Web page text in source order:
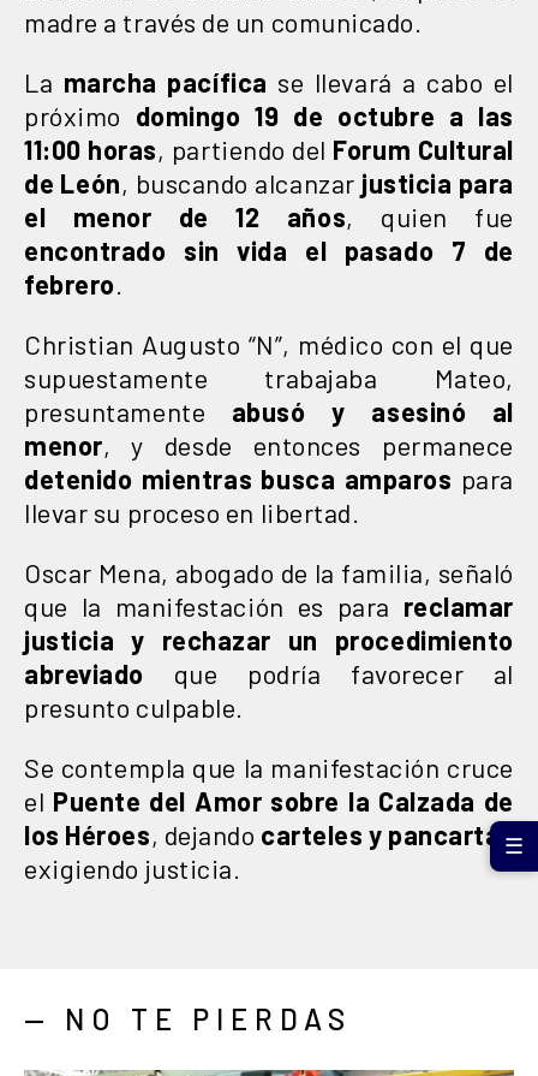
madre a través de un comunicado.
La marcha pacífica se llevará a cabo el
próximo domingo 19 de octubre a las
11:00 horas, partiendo del Forum Cultural
de León, buscando alcanzar justicia para
el menor de 12 años, quien fue
encontrado sin vida el pasado 7 de
febrero
Christian Augusto “N”, médico con el que
supuestamente trabajaba Mateo,
presuntamente abusó y asesinó al
menor, y desde entonces permanece
detenido mientras busca amparos para
llevar su proceso en libertad.
Oscar Mena, abogado de la familia, señaló
que la manifestación es para reclamar
justicia y rechazar un procedimiento
abreviado que podría favorecer al
presunto culpable.
Se contempla que la manifestación cruce
el Puente del Amor sobre la Calzada de
los Héroes, dejando carteles y pancartas
exigiendo justicia.
— NO TE PIERDAS
☰